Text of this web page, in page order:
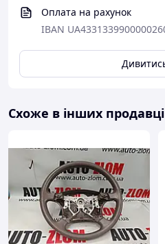
Оплата на рахунок
IBAN
Схоже в інших